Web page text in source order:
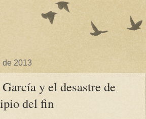
de 2013
y el desastre de
del fin